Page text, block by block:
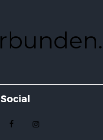
Social